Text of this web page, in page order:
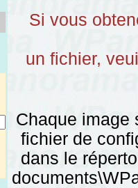
Si vous
un fichier,
Chaque
fichier de
dans le